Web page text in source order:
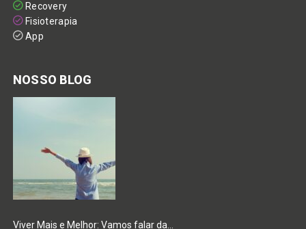
Recovery
Fisioterapia
App
NOSSO BLOG
Viver Mais e Melhor: Vamos falar da…